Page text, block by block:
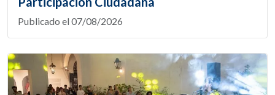
Publicado el 07/08/2026